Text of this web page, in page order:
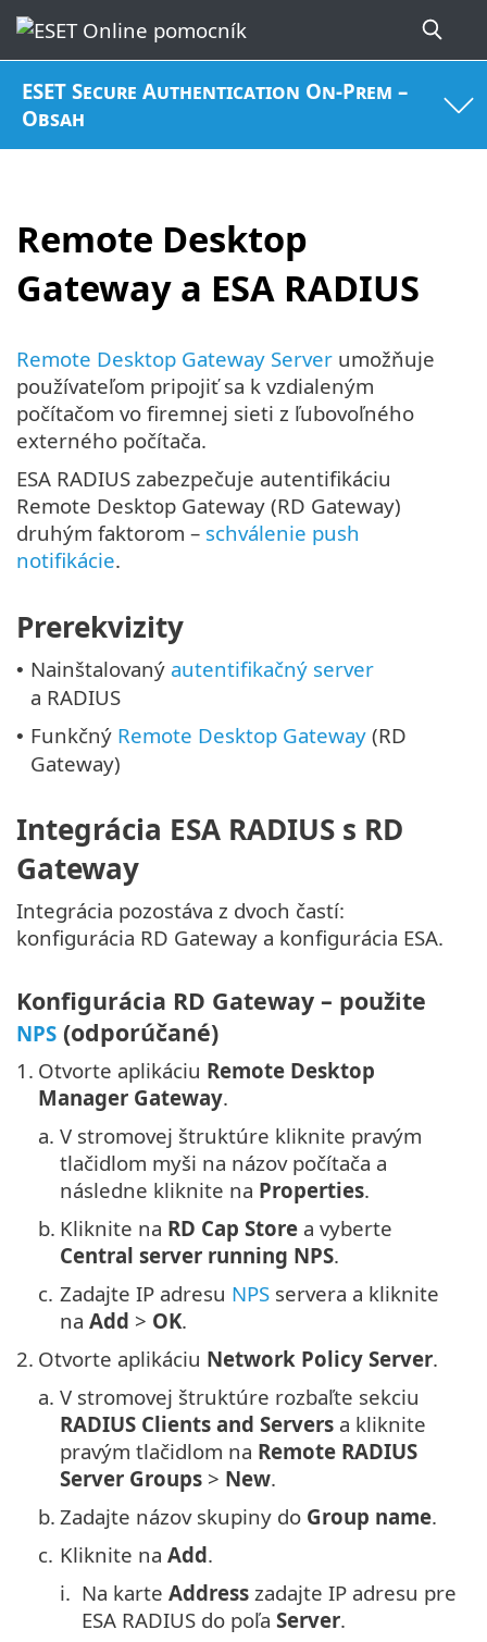
ESET Secure Authentication On-Prem –
Obsah
Remote Desktop
Gateway a ESA RADIUS
Remote Desktop Gateway Server umožňuje
používateľom pripojiť sa k vzdialeným
počítačom vo firemnej sieti z ľubovoľného
externého počítača.
ESA RADIUS zabezpečuje autentifikáciu
Remote Desktop Gateway (RD Gateway)
druhým faktorom – schválenie push
notifikácie.
Prerekvizity
• Nainštalovaný autentifikačný server
a RADIUS
• Funkčný Remote Desktop Gateway (RD
Gateway)
Integrácia ESA RADIUS s RD
Gateway
Integrácia pozostáva z dvoch častí:
konfigurácia RD Gateway a konfigurácia ESA.
Konfigurácia RD Gateway – použite
NPS (odporúčané)
1. Otvorte aplikáciu Remote Desktop
Manager Gateway.
a. V stromovej štruktúre kliknite pravým
tlačidlom myši na názov počítača a
následne kliknite na Properties.
b. Kliknite na RD Cap Store a vyberte
Central server running NPS.
c. Zadajte IP adresu NPS servera a kliknite
na Add > OK.
2. Otvorte aplikáciu Network Policy Server.
a. V stromovej štruktúre rozbaľte sekciu
RADIUS Clients and Servers a kliknite
pravým tlačidlom na Remote RADIUS
Server Groups > New.
b. Zadajte názov skupiny do Group name.
c. Kliknite na Add.
i. Na karte Address zadajte IP adresu pre
ESA RADIUS do poľa Server.